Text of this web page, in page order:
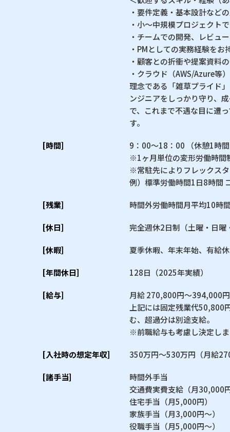
・要件定義・基本設計など
・小〜中規模プロジェクト
・チームでの開発、レビュ
・PMとしての実務経験をお
・顧客との折衝や提案資料
・クラウド（AWS/Azure等
理念である「雑草プライド
ンジニアをしっかり守り、
で、これまで不遇な目に遭
す。
[時間]
9：00〜18：00 （休憩1時
※1ヶ月単位の変形労働時間
※常駐先によりフレックス
例）標準労働時間1日8時間
[残業] 時間外労働時間月平均10時
[休日] 完全週休2日制（土曜・日曜
[休暇] 夏季休暇、年末年始、有給
[年間休日] 128日（2025年実績）
[給与]
月給 270,800円〜394,000円
上記には固定残業代
む、超過分は別途支給。
※前職給与も考慮し決定し
[入社時の想定年収] 350万円〜530万円（月給
[諸手当]
時間外手当
交通費実費支給（月30,000
住宅手当（月5,000円）
家族手当（月3,000円〜）
役職手当（月5,000円〜）